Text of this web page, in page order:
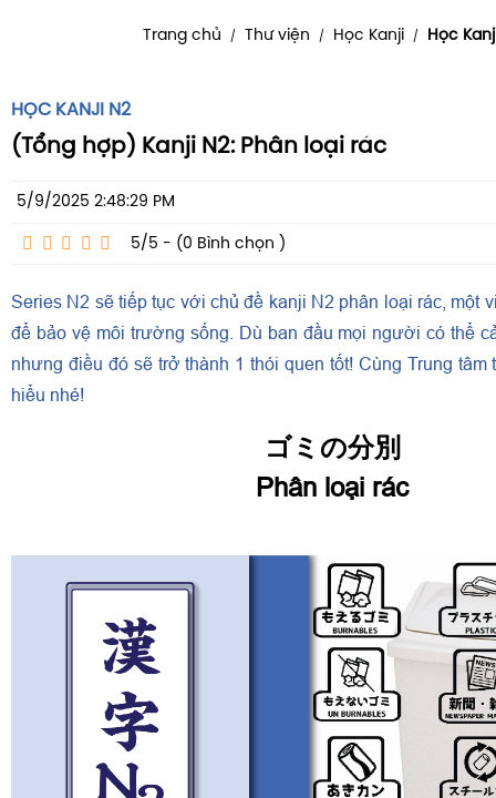
Trang chủ / Thư viện / Học Kanji / Học
HỌC KANJI N2
(Tổng hợp) Kanji N2: Phân loại rác
5/9/2025 2:48:29 PM
5/5 - (0 Bình chọn )
Series N2 sẽ tiếp tục với chủ đề kanji N2 phân loại rác, một
để bảo vệ môi trường sống. Dù ban đầu mọi người có thể
nhưng điều đó sẽ trở thành 1 thói quen tốt! Cùng Trung tâm
hiểu nhé!
ゴミの分別
Phân loại rác